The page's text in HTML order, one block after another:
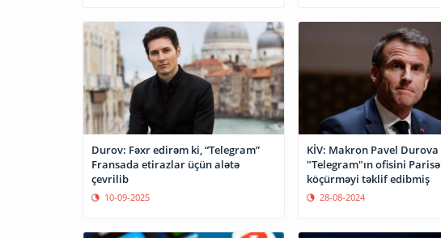
Durov: Fəxr edirəm ki, “Telegram”
Fransada etirazlar üçün alətə
çevrilib
10-09-2025
KİV: Makron Pavel Durova
"Telegram"ın ofisini Parisə
köçürməyi təklif edibmiş
28-08-2024